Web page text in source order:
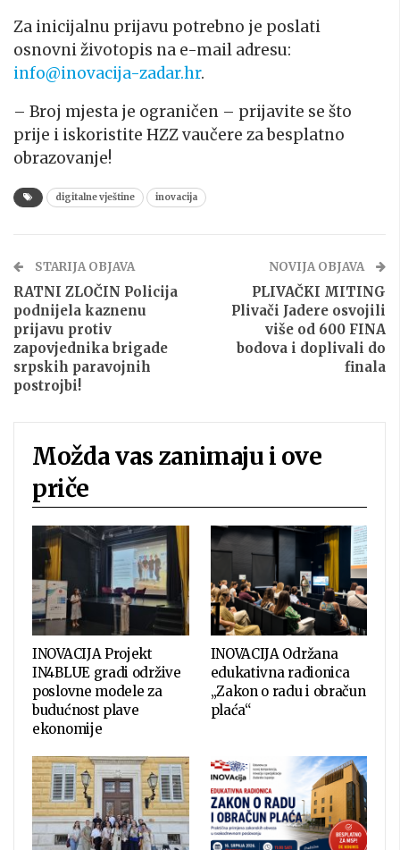
Za inicijalnu prijavu potrebno je poslati
osnovni životopis na e-mail adresu:
info@inovacija-zadar.hr.
– Broj mjesta je ograničen – prijavite se što
prije i iskoristite HZZ vaučere za besplatno
obrazovanje!
digitalne vještine inovacija
STARIJA OBJAVA
RATNI ZLOČIN Policija
podnijela kaznenu
prijavu protiv
zapovjednika brigade
srpskih paravojnih
postrojbi!
NOVIJA OBJAVA
PLIVAČKI MITING
Plivači Jadere osvojili
više od 600 FINA
bodova i doplivali do
finala
Možda vas zanimaju i ove
priče
INOVACIJA Projekt
IN4BLUE gradi održive
poslovne modele za
budućnost plave
ekonomije
INOVACIJA Održana
edukativna radionica
„Zakon o radu i obračun
plaća“